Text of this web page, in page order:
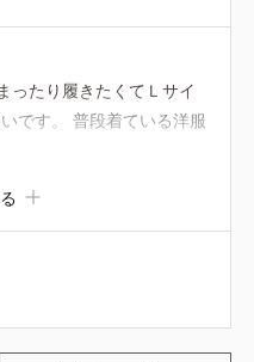
ったり履きたくてＬサイ
です。 普段着ている洋服